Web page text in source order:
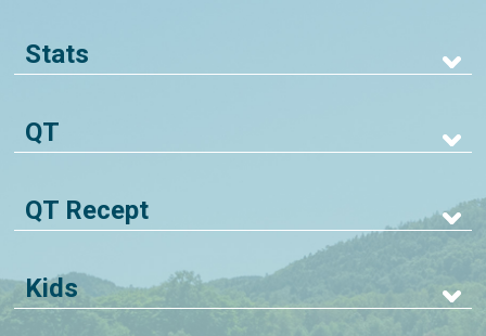
Stats
QT
QT Recept
Kids